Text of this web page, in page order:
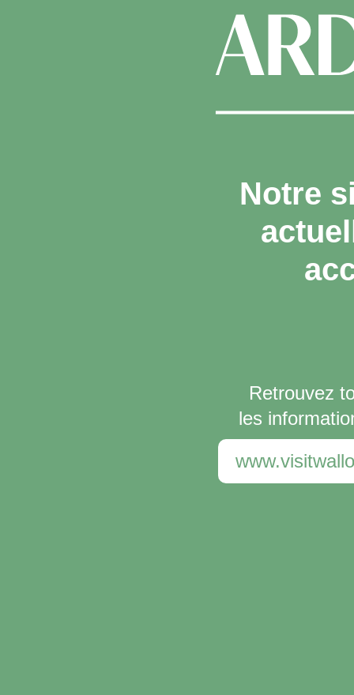
Notre
Retrouvez
les